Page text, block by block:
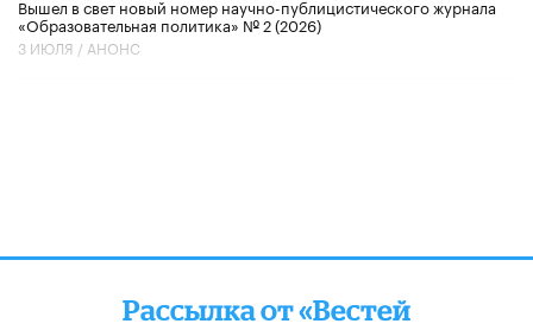
Вышел в свет новый номер научно-публицистического журнала
«Образовательная политика» № 2 (2026)
3 ИЮЛЯ / АНОНС
Рассылка от «Вестей